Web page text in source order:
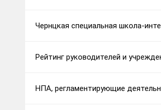
Чернцкая специальная школа-
Рейтинг руководителей и
НПА, регламентирующие